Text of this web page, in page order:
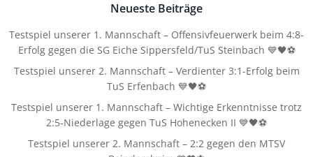
Neueste Beiträge
Testspiel unserer 1. Mannschaft – Offensivfeuerwerk beim 4:8-
Erfolg gegen die SG Eiche Sippersfeld/TuS Steinbach 💙🖤⚽
Testspiel unserer 2. Mannschaft – Verdienter 3:1-Erfolg beim
TuS Erfenbach 💙🖤⚽
Testspiel unserer 1. Mannschaft – Wichtige Erkenntnisse trotz
2:5-Niederlage gegen TuS Hohenecken II 💙🖤⚽
Testspiel unserer 2. Mannschaft – 2:2 gegen den MTSV